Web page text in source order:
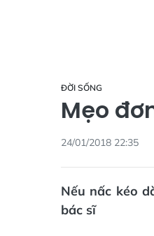
ĐỜI SỐNG
Mẹo
24/01/2018 22:35
Nếu nấc kéo
bác sĩ